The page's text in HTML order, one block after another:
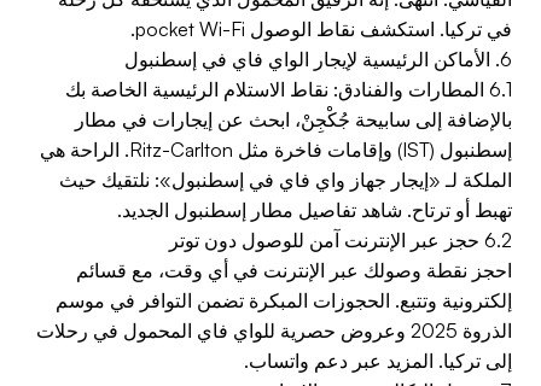
في تركيا. استكشف نقاط الوصول pocket Wi-Fi.
6. الأماكن الرئيسية لإيجار الواي فاي في إسطنبول
6.1 المطارات والفنادق: نقاط الاستلام الرئيسية الخاصة بك
بالإضافة إلى سابيحة جُكْجِنْ، ابحث عن إيجارات في مطار
إسطنبول (IST) وإقامات فاخرة مثل Ritz-Carlton. الراحة هي
الملكة لـ «إيجار جهاز واي فاي في إسطنبول»: نلتقيك حيث
تهبط أو ترتاح. شاهد تفاصيل مطار إسطنبول الجديد.
6.2 حجز عبر الإنترنت آمن للوصول دون توتر
احجز نقطة وصولك عبر الإنترنت في أي وقت، مع قسائم
إلكترونية وتتبع. الحجوزات المبكرة تضمن التوافر في موسم
الذروة 2025 وعروض حصرية للواي فاي المحمول في رحلات
إلى تركيا. المزيد عبر دعم واتساب.